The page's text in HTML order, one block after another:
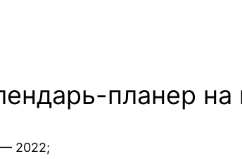
планер
2022;